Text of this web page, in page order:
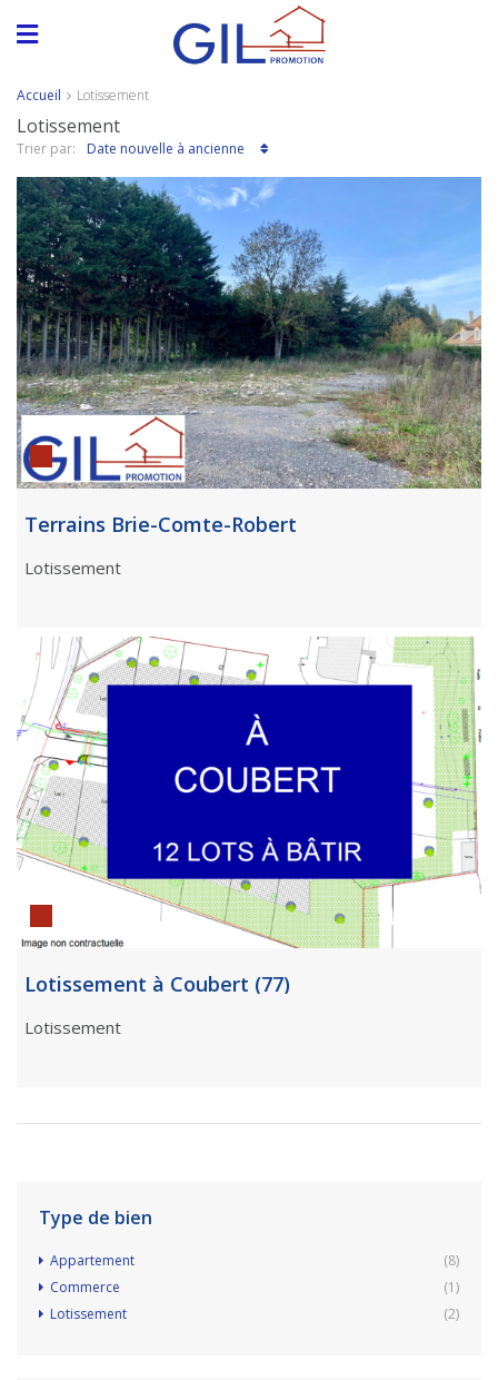
Accueil Lotissement
Lotissement
Trier par: Date nouvelle à ancienne
Terrains Brie-Comte-Robert
Lotissement
Lotissement à Coubert (77)
Lotissement
Type de bien
Appartement
(8)
Commerce
(1)
Lotissement
(2)